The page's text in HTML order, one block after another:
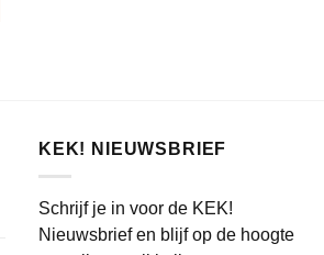
KEK! NIEUWSBRIEF
Schrijf je in voor de KEK!
Nieuwsbrief en blijf op de hoogte